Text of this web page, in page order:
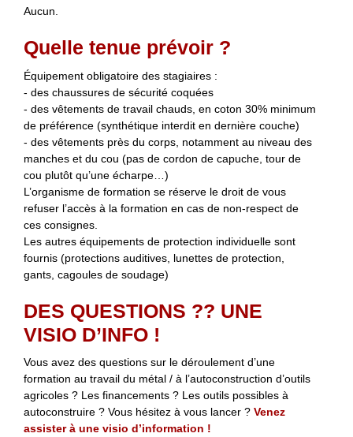
Aucun.
Quelle tenue prévoir ?
Équipement obligatoire des stagiaires :
- des chaussures de sécurité coquées
- des vêtements de travail chauds, en coton 30% minimum
de préférence (synthétique interdit en dernière couche)
- des vêtements près du corps, notamment au niveau des
manches et du cou (pas de cordon de capuche, tour de
cou plutôt qu’une écharpe…)
L’organisme de formation se réserve le droit de vous
refuser l’accès à la formation en cas de non-respect de
ces consignes.
Les autres équipements de protection individuelle sont
fournis (protections auditives, lunettes de protection,
gants, cagoules de soudage)
DES QUESTIONS ?? UNE
VISIO D’INFO !
Vous avez des questions sur le déroulement d’une
formation au travail du métal / à l’autoconstruction d’outils
agricoles ? Les financements ? Les outils possibles à
autoconstruire ? Vous hésitez à vous lancer ? Venez
assister à une visio d’information !